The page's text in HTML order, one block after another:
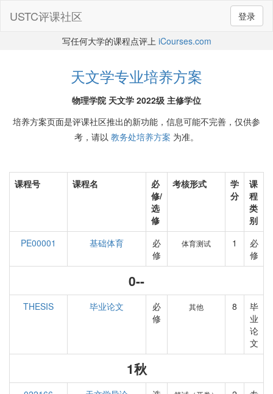
登录
USTC评课社区
写任何大学的课程点评上 iCourses.com
天文学专业培养方案
物理学院 天文学 2022级 主修学位
培养方案页面是评课社区推出的新功能，信息可能不完善，仅供参
考，请以 教务处培养方案 为准。
课程号 课程名
必
修/
选
修
考核形式
学
分
课
程
类
别
PE00001
基础体育
必
修
体育测试 1
必
修
0--
THESIS 毕业论文
必
修
其他 8
毕
业
论
文
1秋